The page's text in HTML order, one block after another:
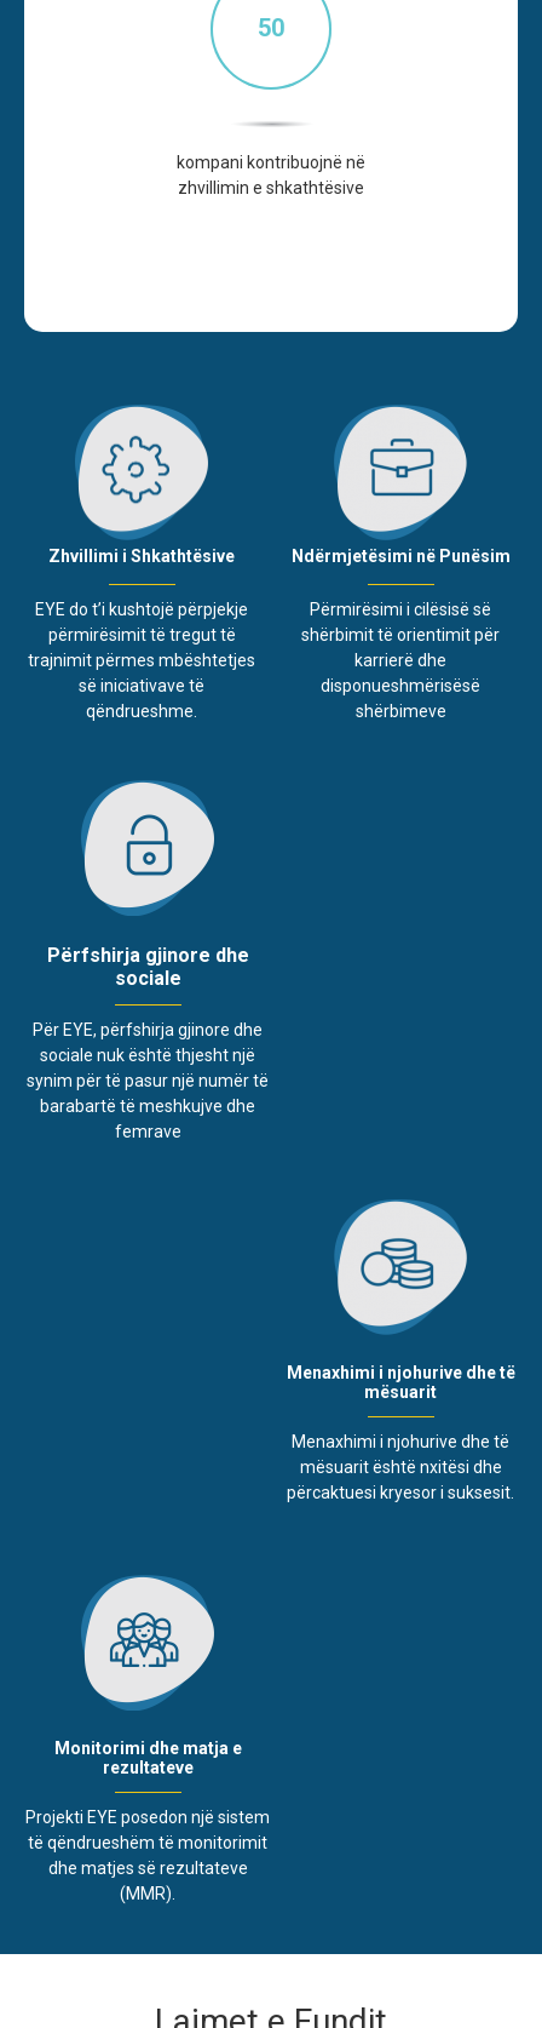
50
kompani kontribuojnë në
zhvillimin e shkathtësive
Zhvillimi i Shkathtësive
EYE do t’i kushtojë përpjekje
përmirësimit të tregut të
trajnimit përmes mbështetjes
së iniciativave të
qëndrueshme.
Ndërmjetësimi në Punësim
Përmirësimi i cilësisë së
shërbimit të orientimit për
karrierë dhe
disponueshmërisësë
shërbimeve
Përfshirja gjinore dhe
sociale
Për EYE, përfshirja gjinore dhe
sociale nuk është thjesht një
synim për të pasur një numër të
barabartë të meshkujve dhe
femrave
Menaxhimi i njohurive dhe të
mësuarit
Menaxhimi i njohurive dhe të
mësuarit është nxitësi dhe
përcaktuesi kryesor i suksesit.
Monitorimi dhe matja e
rezultateve
Projekti EYE posedon një sistem
të qëndrueshëm të monitorimit
dhe matjes së rezultateve
(MMR).